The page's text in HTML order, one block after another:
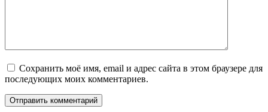
Сохранить моё имя, email и адрес сайта в этом браузере для
последующих моих комментариев.